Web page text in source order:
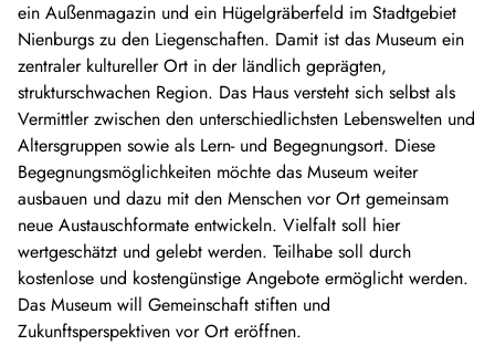
ein Außenmagazin und ein Hügelgräberfeld im Stadtgebiet
Nienburgs zu den Liegenschaften. Damit ist das Museum ein
zentraler kultureller Ort in der ländlich geprägten,
strukturschwachen Region. Das Haus versteht sich selbst als
Vermittler zwischen den unterschiedlichsten Lebenswelten und
Altersgruppen sowie als Lern- und Begegnungsort. Diese
Begegnungsmöglichkeiten möchte das Museum weiter
ausbauen und dazu mit den Menschen vor Ort gemeinsam
neue Austauschformate entwickeln. Vielfalt soll hier
wertgeschätzt und gelebt werden. Teilhabe soll durch
kostenlose und kostengünstige Angebote ermöglicht werden.
Das Museum will Gemeinschaft stiften und
Zukunftsperspektiven vor Ort eröffnen.